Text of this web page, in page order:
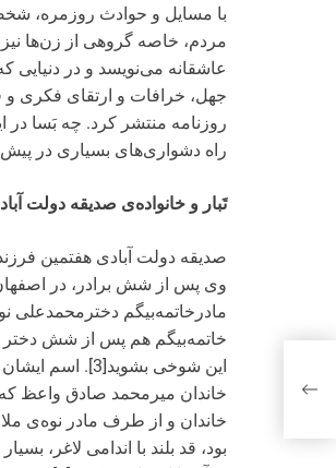
با مسایل و حوادث روزمره،
مردم، خاصه گروهی از زن‌ها
عاشقانه می‌نویسد و در دنیایی
جهل، خرافات و ارتقای فکری
روزنامه منتشر کرد. چه بَسا در
راه دشواری‌های بسیاری در پیش
تَبار و خانواده‌ی صدیقه دولت
مادر‌‌خاتمه‌بیگم
خاتمه‌بیگم هم پس از شش دختر
این شوخی
خاندان میرمحمد صادق واعظ که
بود، قد بلند با اندامی لاغر،